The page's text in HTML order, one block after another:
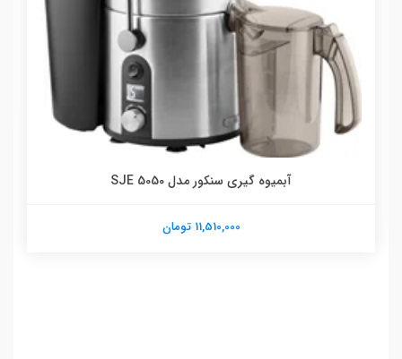
آبمیوه گیری سنکور مدل SJE 5050
11,510,000 تومان